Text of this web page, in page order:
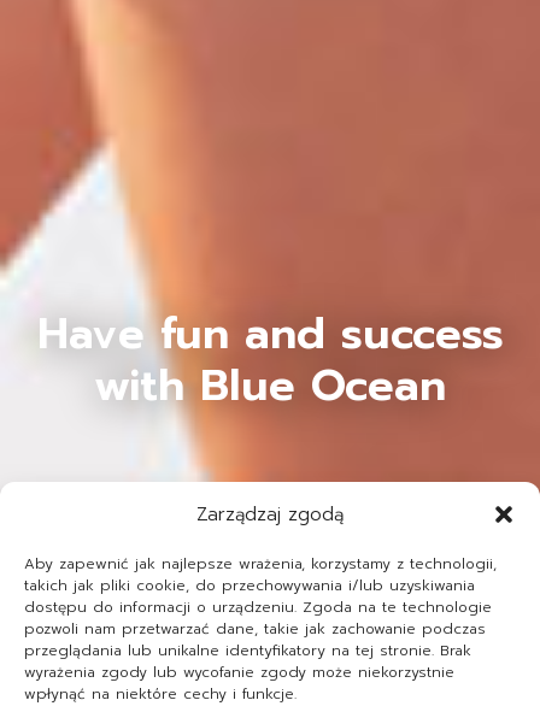
Zarządzaj zgodą
Aby zapewnić jak najlepsze wrażenia, korzystamy z technologii,
takich jak pliki cookie, do przechowywania i/lub uzyskiwania
dostępu do informacji o urządzeniu. Zgoda na te technologie
pozwoli nam przetwarzać dane, takie jak zachowanie podczas
przeglądania lub unikalne identyfikatory na tej stronie. Brak
wyrażenia zgody lub wycofanie zgody może niekorzystnie
wpłynąć na niektóre cechy i funkcje.
Have fun and success
with Blue Ocean